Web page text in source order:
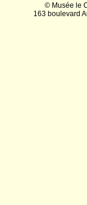
© Musée le
163 boulevard